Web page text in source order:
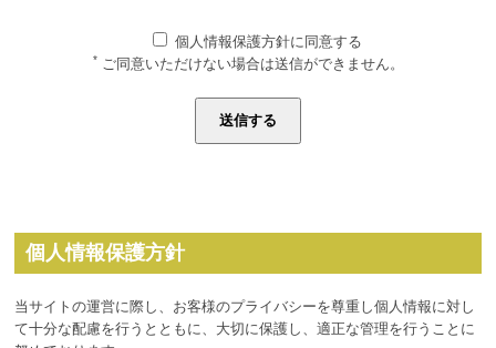
個人情報保護方針に同意する
* ご同意いただけない場合は送信ができません。
個人情報保護方針
当サイトの運営に際し、お客様のプライバシーを尊重し個人情報に対し
て十分な配慮を行うとともに、大切に保護し、適正な管理を行うことに